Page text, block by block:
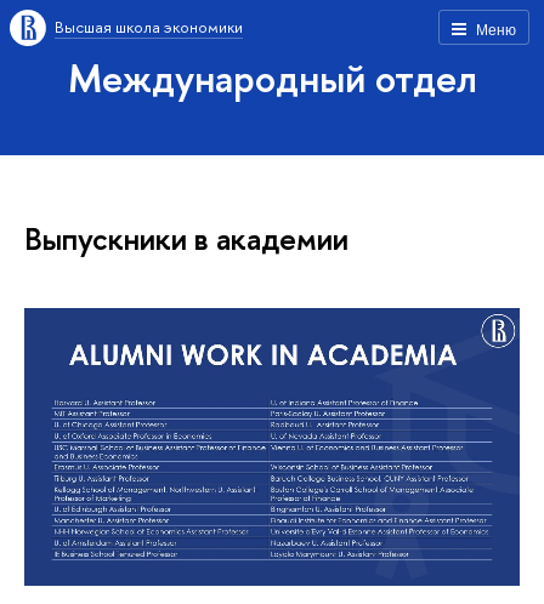
Меню
Высшая школа экономики
Международный отдел
Выпускники в академии